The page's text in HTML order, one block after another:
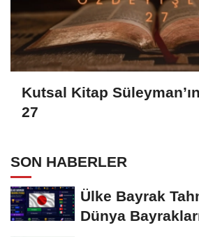
Kutsal Kitap
27
SON HABERLER
Ülke Bayrak
Dünya